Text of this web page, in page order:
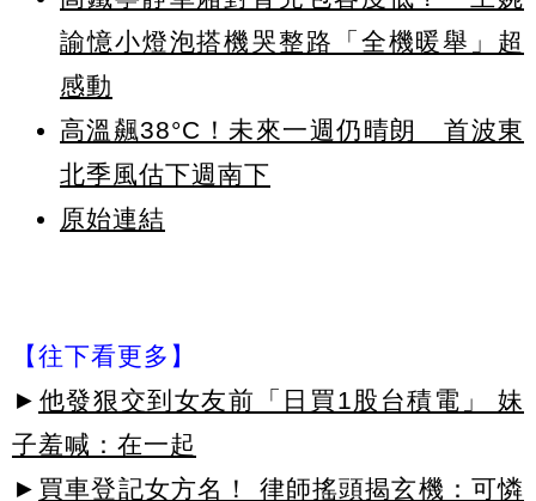
諭憶小燈泡搭機哭整路「全機暖舉」超
感動
高溫飆38°C！未來一週仍晴朗 首波東
北季風估下週南下
原始連結
【往下看更多】
► 他發狠交到女友前「日買1股台積電」 妹
子羞喊：在一起
► 買車登記女方名！ 律師搖頭揭玄機：可憐